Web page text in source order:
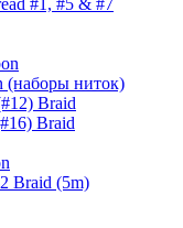
(наборы ниток)
Braid
Braid
Braid (5m)